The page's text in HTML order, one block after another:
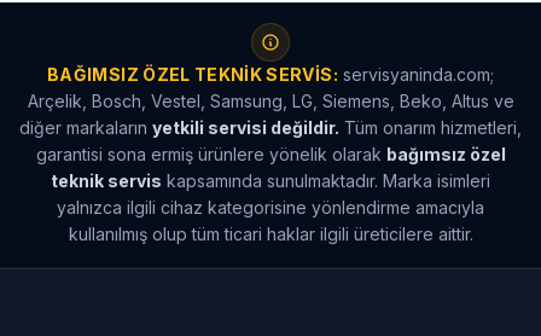
BAĞIMSIZ ÖZEL TEKNIK SERVIS: servisyaninda.com;
Arçelik, Bosch, Vestel, Samsung, LG, Siemens, Beko, Altus ve
diğer markaların yetkili servisi değildir. Tüm onarım hizmetleri,
garantisi sona ermiş ürünlere yönelik olarak bağımsız özel
teknik servis kapsamında sunulmaktadır. Marka isimleri
yalnızca ilgili cihaz kategorisine yönlendirme amacıyla
kullanılmış olup tüm ticari haklar ilgili üreticilere aittir.